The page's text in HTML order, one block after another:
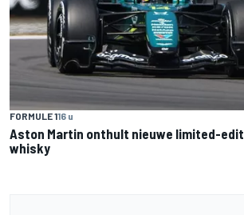
FORMULE 116 u
Aston Martin onthult nieuwe limited-
whisky